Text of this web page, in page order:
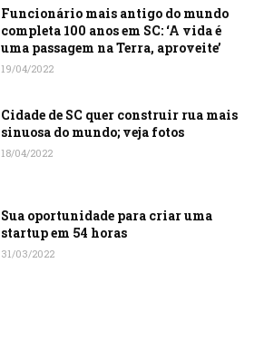
Funcionário mais antigo do mundo
completa 100 anos em SC: ‘A vida é
uma passagem na Terra, aproveite’
19/04/2022
Cidade de SC quer construir rua mais
sinuosa do mundo; veja fotos
18/04/2022
Sua oportunidade para criar uma
startup em 54 horas
31/03/2022